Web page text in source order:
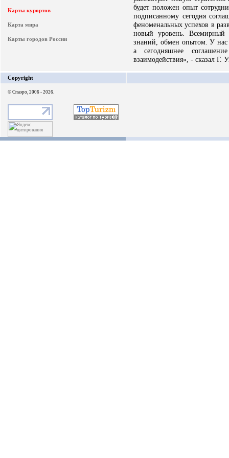
Карты курортов
Карта мира
Карты городов России
будет положен опыт
подписанному сегодня
феноменальных успехов в
новый уровень. Всемирный
знаний, обмен опытом. У нас
а сегодняшнее
взаимодействия», - сказал Г.
Copyright
© Спаэро, 2006 - 2026.